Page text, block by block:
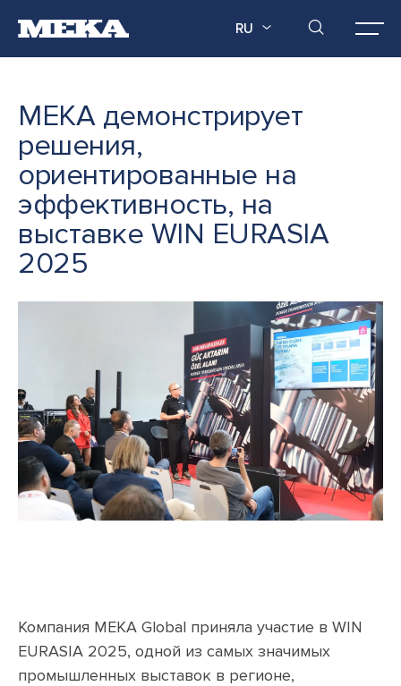
RU
MEKA демонстрирует
решения,
ориентированные на
эффективность, на
выставке WIN EURASIA
2025
Компания MEKA Global приняла участие в WIN
EURASIA 2025, одной из самых значимых
промышленных выставок в регионе,